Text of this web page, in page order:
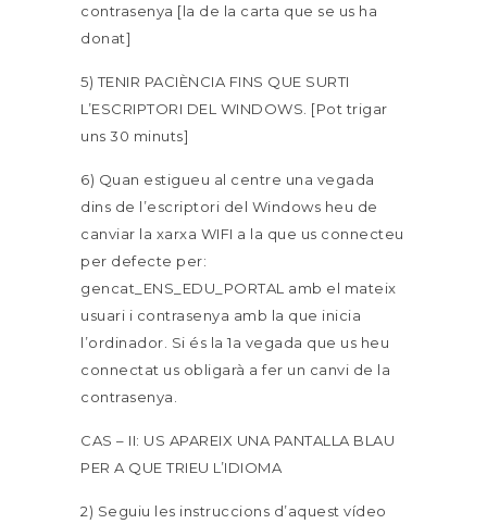
contrasenya [la de la carta que se us ha
donat]
5) TENIR PACIÈNCIA FINS QUE SURTI
L’ESCRIPTORI DEL WINDOWS. [Pot trigar
uns 30 minuts]
6) Quan estigueu al centre una vegada
dins de l’escriptori del Windows heu de
canviar la xarxa WIFI a la que us connecteu
per defecte per:
gencat_ENS_EDU_PORTAL amb el mateix
usuari i contrasenya amb la que inicia
l’ordinador. Si és la 1a vegada que us heu
connectat us obligarà a fer un canvi de la
contrasenya.
CAS – II: US APAREIX UNA PANTALLA BLAU
PER A QUE TRIEU L’IDIOMA
2) Seguiu les instruccions d’aquest vídeo